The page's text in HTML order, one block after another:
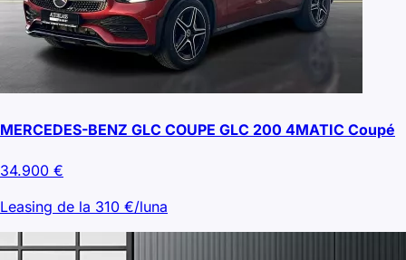
MERCEDES-BENZ GLC COUPE GLC 200 4MATIC Coupé
34.900 €
Leasing de la 310 €/luna